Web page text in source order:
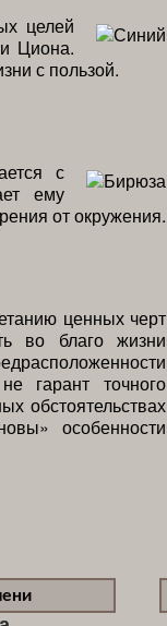
целей
Циона.
с пользой.
с
ему
от окружения.
ценных черт
во благо жизни
гарант точного
обстоятельствах
особенности